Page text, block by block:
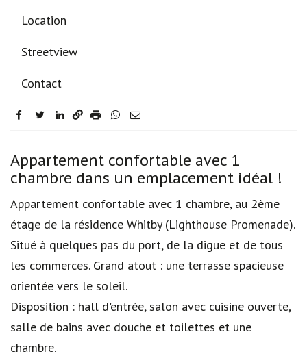
Location
Streetview
Contact
facebook
twitterlinkedin
Description
Appartement confortable avec 1
chambre dans un emplacement idéal !
Appartement confortable avec 1 chambre, au 2ème
étage de la résidence Whitby (Lighthouse Promenade).
Situé à quelques pas du port, de la digue et de tous
les commerces. Grand atout : une terrasse spacieuse
orientée vers le soleil.
Disposition : hall d'entrée, salon avec cuisine ouverte,
salle de bains avec douche et toilettes et une
chambre.